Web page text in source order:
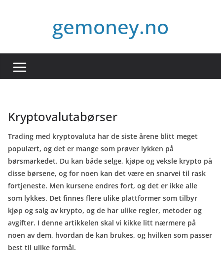
gemoney.no
Kryptovalutabørser
Trading med kryptovaluta har de siste årene blitt meget
populært, og det er mange som prøver lykken på
børsmarkedet. Du kan både selge, kjøpe og veksle krypto på
disse børsene, og for noen kan det være en snarvei til rask
fortjeneste. Men kursene endres fort, og det er ikke alle
som lykkes. Det finnes flere ulike plattformer som tilbyr
kjøp og salg av krypto, og de har ulike regler, metoder og
avgifter. I denne artikkelen skal vi kikke litt nærmere på
noen av dem, hvordan de kan brukes, og hvilken som passer
best til ulike formål.